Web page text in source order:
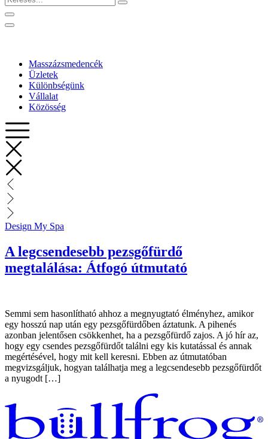
Masszázsmedencék
Üzletek
Különbségünk
Vállalat
Közösség
Design My Spa
A legcsendesebb pezsgőfürdő
megtalálása: Átfogó útmutató
Semmi sem hasonlítható ahhoz a megnyugtató élményhez, amikor
egy hosszú nap után egy pezsgőfürdőben áztatunk. A pihenés
azonban jelentősen csökkenhet, ha a pezsgőfürdő zajos. A jó hír az,
hogy egy csendes pezsgőfürdőt találni egy kis kutatással és annak
megértésével, hogy mit kell keresni. Ebben az útmutatóban
megvizsgáljuk, hogyan találhatja meg a legcsendesebb pezsgőfürdőt
a nyugodt […]